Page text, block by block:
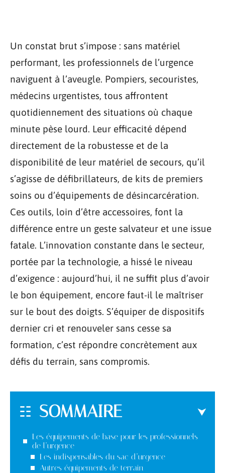
Un constat brut s’impose : sans matériel
performant, les professionnels de l’urgence
naviguent à l’aveugle. Pompiers, secouristes,
médecins urgentistes, tous affrontent
quotidiennement des situations où chaque
minute pèse lourd. Leur efficacité dépend
directement de la robustesse et de la
disponibilité de leur matériel de secours, qu’il
s’agisse de défibrillateurs, de kits de premiers
soins ou d’équipements de désincarcération.
Ces outils, loin d’être accessoires, font la
différence entre un geste salvateur et une issue
fatale. L’innovation constante dans le secteur,
portée par la technologie, a hissé le niveau
d’exigence : aujourd’hui, il ne suffit plus d’avoir
le bon équipement, encore faut-il le maîtriser
sur le bout des doigts. S’équiper de dispositifs
dernier cri et renouveler sans cesse sa
formation, c’est répondre concrètement aux
défis du terrain, sans compromis.
SOMMAIRE
Les équipements de base pour les professionnels
de l’urgence
Les indispensables du sac d’urgence
Autres équipements de terrain